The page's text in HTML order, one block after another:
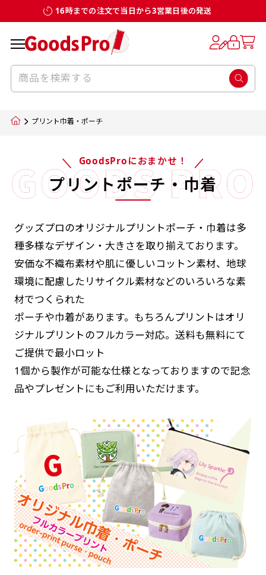
16時までの注文で当日から3営業日後の発送
プリント巾着・ポーチ
GoodsProにおまかせ！
プリントポーチ・巾着
グッズプロのオリジナルプリントポーチ・巾着は多
種多様なデザイン・大きさを取り揃えております。
安価な不織布素材や肌に優しいコットン素材、地球
環境に配慮したリサイクル素材などのいろいろな素
材でつくられた
ポーチや巾着があります。もちろんプリントはオリ
ジナルプリントのフルカラー対応。送料も無料にて
ご提供で最小ロット
1個から製作が可能な仕様となっておりますので記念
品やプレゼントにもご利用いただけます。